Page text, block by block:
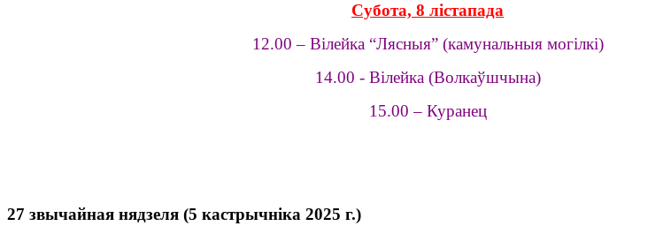
Субота, 8 лістапада
12.00 – Вілейка “Лясныя” (камунальныя могілкі)
14.00 - Вілейка (Волкаўшчына)
15.00 – Куранец
27 звычайная нядзеля (5 кастрычніка 2025 г.)